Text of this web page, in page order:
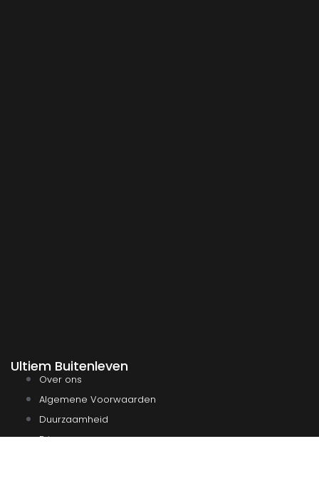
Ultiem Buitenleven
Over ons
Algemene Voorwaarden
Duurzaamheid
Privacy